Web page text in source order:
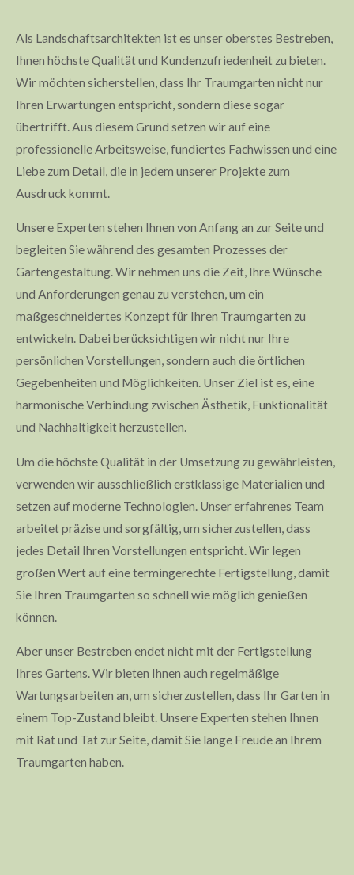
Als Landschaftsarchitekten ist es unser oberstes Bestreben,
Ihnen höchste Qualität und Kundenzufriedenheit zu bieten.
Wir möchten sicherstellen, dass Ihr Traumgarten nicht nur
Ihren Erwartungen entspricht, sondern diese sogar
übertrifft. Aus diesem Grund setzen wir auf eine
professionelle Arbeitsweise, fundiertes Fachwissen und eine
Liebe zum Detail, die in jedem unserer Projekte zum
Ausdruck kommt.
Unsere Experten stehen Ihnen von Anfang an zur Seite und
begleiten Sie während des gesamten Prozesses der
Gartengestaltung. Wir nehmen uns die Zeit, Ihre Wünsche
und Anforderungen genau zu verstehen, um ein
maßgeschneidertes Konzept für Ihren Traumgarten zu
entwickeln. Dabei berücksichtigen wir nicht nur Ihre
persönlichen Vorstellungen, sondern auch die örtlichen
Gegebenheiten und Möglichkeiten. Unser Ziel ist es, eine
harmonische Verbindung zwischen Ästhetik, Funktionalität
und Nachhaltigkeit herzustellen.
Um die höchste Qualität in der Umsetzung zu gewährleisten,
verwenden wir ausschließlich erstklassige Materialien und
setzen auf moderne Technologien. Unser erfahrenes Team
arbeitet präzise und sorgfältig, um sicherzustellen, dass
jedes Detail Ihren Vorstellungen entspricht. Wir legen
großen Wert auf eine termingerechte Fertigstellung, damit
Sie Ihren Traumgarten so schnell wie möglich genießen
können.
Aber unser Bestreben endet nicht mit der Fertigstellung
Ihres Gartens. Wir bieten Ihnen auch regelmäßige
Wartungsarbeiten an, um sicherzustellen, dass Ihr Garten in
einem Top-Zustand bleibt. Unsere Experten stehen Ihnen
mit Rat und Tat zur Seite, damit Sie lange Freude an Ihrem
Traumgarten haben.